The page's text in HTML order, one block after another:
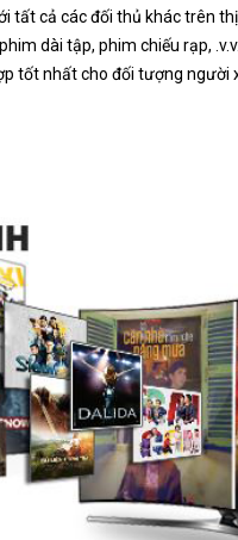
tất cả các đối thủ khác trên
dài tập, phim chiếu rạp,
tốt nhất cho đối tượng người